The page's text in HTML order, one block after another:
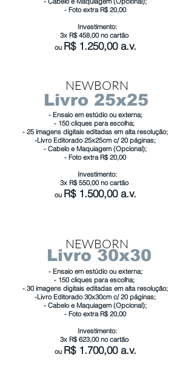
- Foto extra R$ 20,00
Investimento:
3x R$ 458,00 no cartão
ou R$ 1.250,00 a.v.
NEWBORN
Livro 25x25
- Ensaio em estúdio ou externa;
- 150 cliques para escolha;
- 25 imagens digitais editadas em alta resolução;
-Livro Editorado 25x25cm c/ 20 páginas;
- Cabelo e Maquiagem (Opcional);
- Foto extra R$ 20,00
Investimento:
3x R$ 550,00 no cartão
ou R$ 1.500,00 a.v.
NEWBORN
Livro 30x30
- Ensaio em estúdio ou externa;
- 150 cliques para escolha;
- 30 imagens digitais editadas em alta resolução;
-Livro Editorado 30x30cm c/ 20 páginas;
- Cabelo e Maquiagem (Opcional);
- Foto extra R$ 20,00
Investimento:
3x R$ 623,00 no cartão
ou R$ 1.700,00 a.v.